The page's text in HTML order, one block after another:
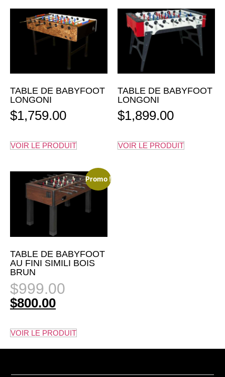
TABLE DE BABYFOOT
LONGONI
$1,759.00
VOIR LE PRODUIT
TABLE DE BABYFOOT
LONGONI
$1,899.00
VOIR LE PRODUIT
Promo !
TABLE DE BABYFOOT
AU FINI SIMILI BOIS
BRUN
$999.00
$800.00
VOIR LE PRODUIT